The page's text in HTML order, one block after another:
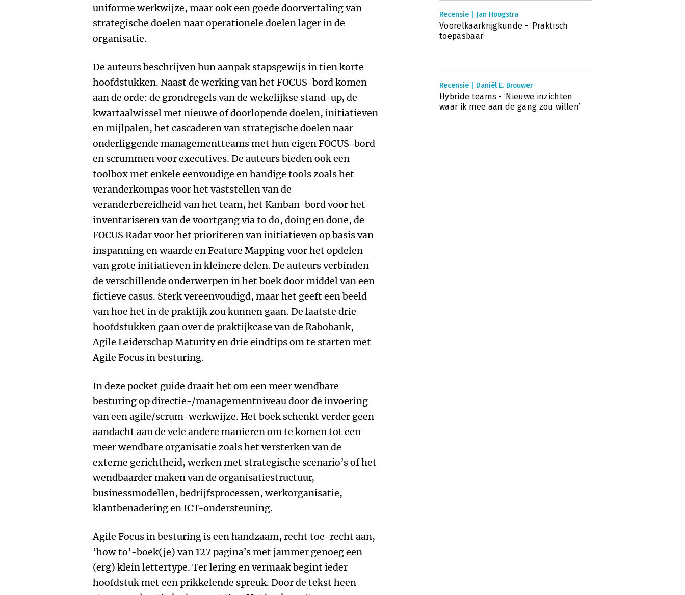
uniforme werkwijze, maar ook een goede doorvertaling van
strategische doelen naar operationele doelen lager in de
organisatie.
De auteurs beschrijven hun aanpak stapsgewijs in tien korte
hoofdstukken. Naast de werking van het FOCUS-bord komen
aan de orde: de grondregels van de wekelijkse stand-up, de
kwartaalwissel met nieuwe of doorlopende doelen, initiatieven
en mijlpalen, het cascaderen van strategische doelen naar
onderliggende managementteams met hun eigen FOCUS-bord
en scrummen voor executives. De auteurs bieden ook een
toolbox met enkele eenvoudige en handige tools zoals het
veranderkompas voor het vaststellen van de
veranderbereidheid van het team, het Kanban-bord voor het
inventariseren van de voortgang via to do, doing en done, de
FOCUS Radar voor het prioriteren van initiatieven op basis van
inspanning en waarde en Feature Mapping voor het opdelen
van grote initiatieven in kleinere delen. De auteurs verbinden
de verschillende onderwerpen in het boek door middel van een
fictieve casus. Sterk vereenvoudigd, maar het geeft een beeld
van hoe het in de praktijk zou kunnen gaan. De laatste drie
hoofdstukken gaan over de praktijkcase van de Rabobank,
Agile Leiderschap Maturity en drie eindtips om te starten met
Agile Focus in besturing.
In deze pocket guide draait het om een meer wendbare
besturing op directie-/managementniveau door de invoering
van een agile/scrum-werkwijze. Het boek schenkt verder geen
aandacht aan de vele andere manieren om te komen tot een
meer wendbare organisatie zoals het versterken van de
externe gerichtheid, werken met strategische scenario’s of het
wendbaarder maken van de organisatiestructuur,
businessmodellen, bedrijfsprocessen, werkorganisatie,
klantbenadering en ICT-ondersteuning.
Agile Focus in besturing is een handzaam, recht toe-recht aan,
‘how to’-boek(je) van 127 pagina’s met jammer genoeg een
(erg) klein lettertype. Ter lering en vermaak begint ieder
hoofdstuk met een prikkelende spreuk. Door de tekst heen
Recensie | Jan Hoogstra
Voorelkaarkrijgkunde - ‘Praktisch
toepasbaar’
Recensie | Daniël E. Brouwer
Hybride teams - ‘Nieuwe inzichten
waar ik mee aan de gang zou willen’